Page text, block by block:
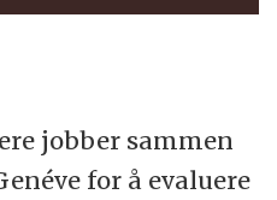
jobber sammen
for å evaluere